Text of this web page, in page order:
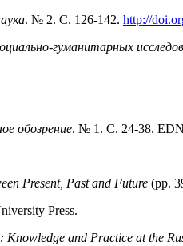
. № 2. С. 126-142. http://
гуманитарных
обозрение. № 1. С. 24-38.
Present, Past and Future (pp.
Press.
Knowledge and Practice at the